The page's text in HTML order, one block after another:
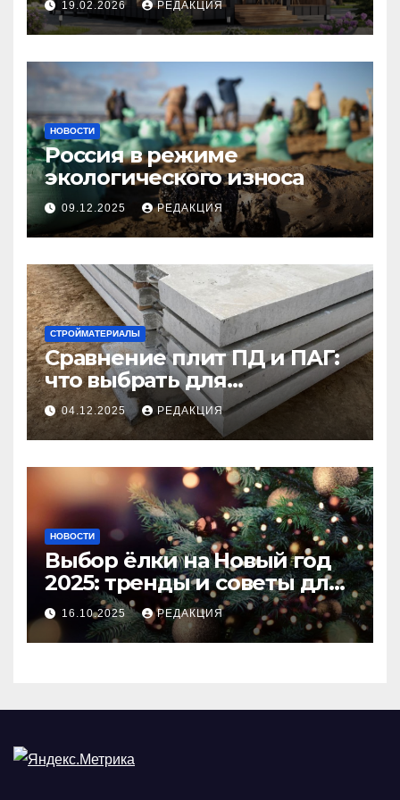
19.02.2026 РЕДАКЦИЯ
НОВОСТИ
Россия в режиме
экологического износа
09.12.2025 РЕДАКЦИЯ
СТРОЙМАТЕРИАЛЫ
Сравнение плит ПД и ПАГ:
что выбрать для
долговечного и прочного
покрытия
04.12.2025 РЕДАКЦИЯ
НОВОСТИ
Выбор ёлки на Новый год
2025: тренды и советы для
идеального праздника
16.10.2025 РЕДАКЦИЯ